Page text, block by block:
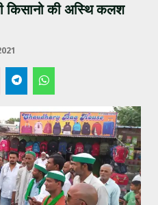
किसानो की अस्थि कलश